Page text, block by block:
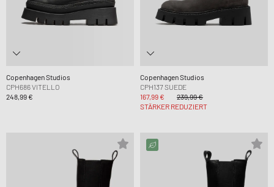
Copenhagen Studios
CPH686 VITELLO
248,99 €
Copenhagen Studios
CPH137 SUEDE
167,99 €
239,99 €
STÄRKER REDUZIERT